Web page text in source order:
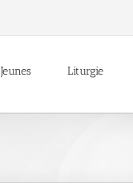
Jeunes Liturgie